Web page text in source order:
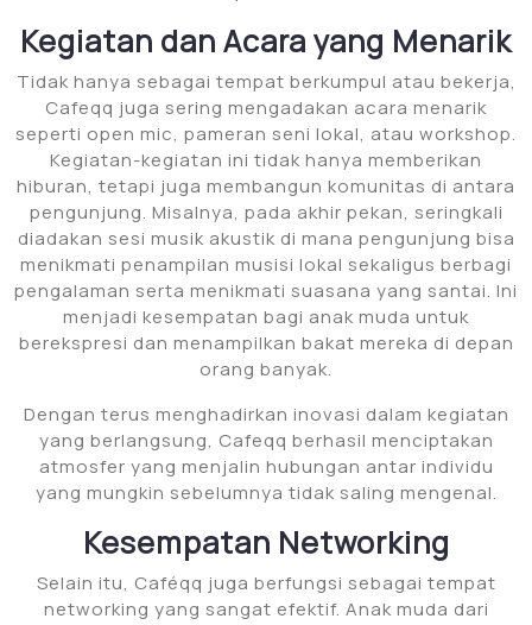
Kegiatan dan Acara yang Menarik
Tidak hanya sebagai tempat berkumpul atau bekerja,
Cafeqq juga sering mengadakan acara menarik
seperti open mic, pameran seni lokal, atau workshop.
Kegiatan-kegiatan ini tidak hanya memberikan
hiburan, tetapi juga membangun komunitas di antara
pengunjung. Misalnya, pada akhir pekan, seringkali
diadakan sesi musik akustik di mana pengunjung bisa
menikmati penampilan musisi lokal sekaligus berbagi
pengalaman serta menikmati suasana yang santai. Ini
menjadi kesempatan bagi anak muda untuk
berekspresi dan menampilkan bakat mereka di depan
orang banyak.
Dengan terus menghadirkan inovasi dalam kegiatan
yang berlangsung, Cafeqq berhasil menciptakan
atmosfer yang menjalin hubungan antar individu
yang mungkin sebelumnya tidak saling mengenal.
Kesempatan Networking
Selain itu, Caféqq juga berfungsi sebagai tempat
networking yang sangat efektif. Anak muda dari